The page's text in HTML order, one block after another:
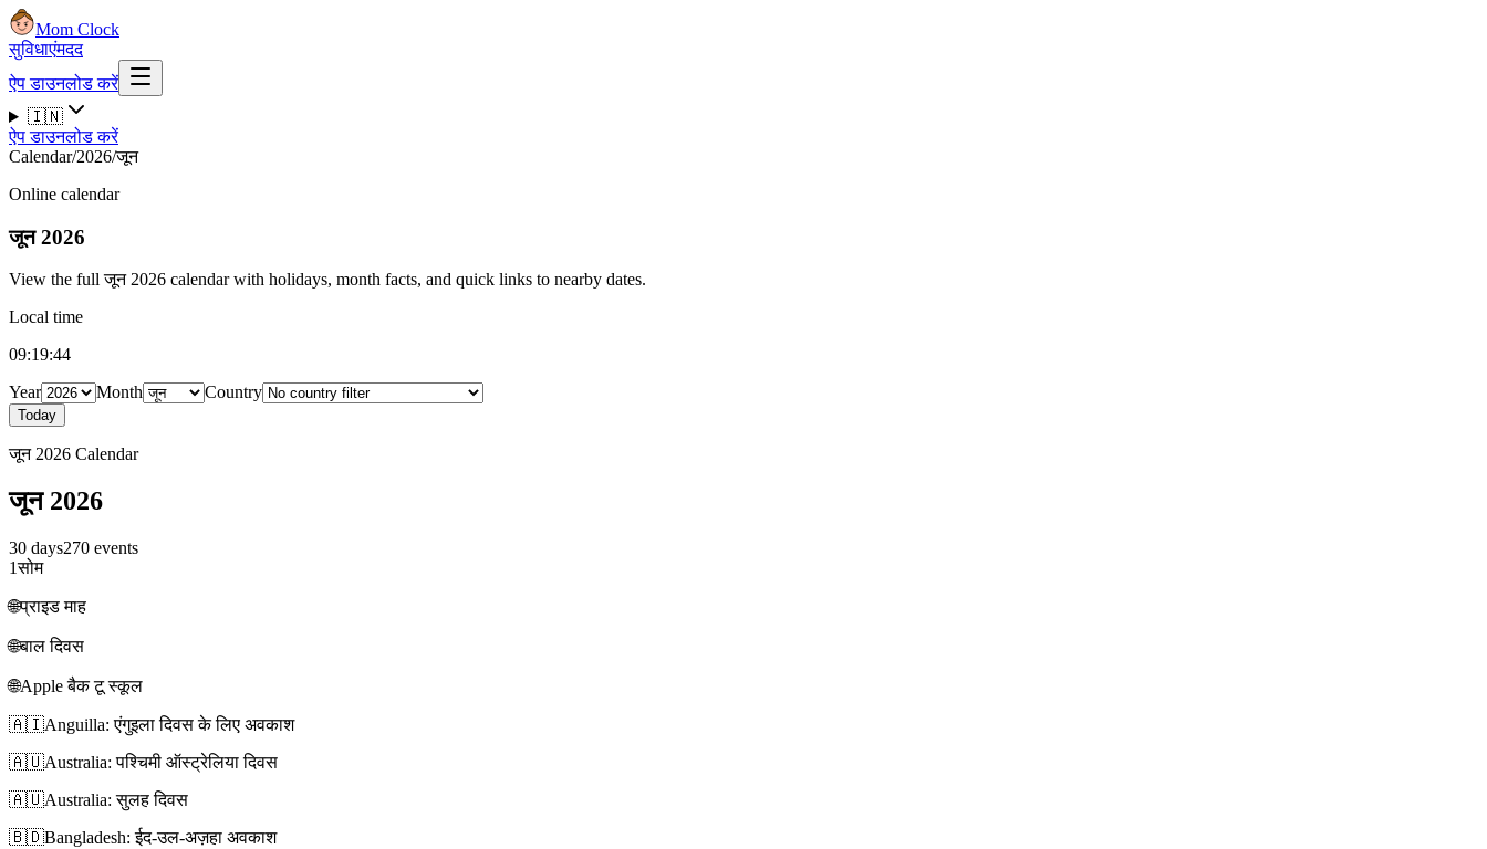
Mom Clock
सुविधाएंमदद
ऐप डाउनलोड करें
🇮🇳
ऐप डाउनलोड करें
Calendar/2026/जून
Online calendar
जून 2026
View the full जून 2026 calendar with holidays, month facts, and quick links to nearby dates.
Local time
09:19:45
Year
Month Country
Today
जून 2026 Calendar
जून 2026
30 days270 events
1सोम
🌐प्राइड माह
🌐बाल दिवस
🌐Apple बैक टू स्कूल
🇦🇮Anguilla: एंगुइला दिवस के लिए अवकाश
🇦🇺Australia: पश्चिमी ऑस्ट्रेलिया दिवस
🇦🇺Australia: सुलह दिवस
🇧🇩Bangladesh: ईद-उल-अज़हा अवकाश